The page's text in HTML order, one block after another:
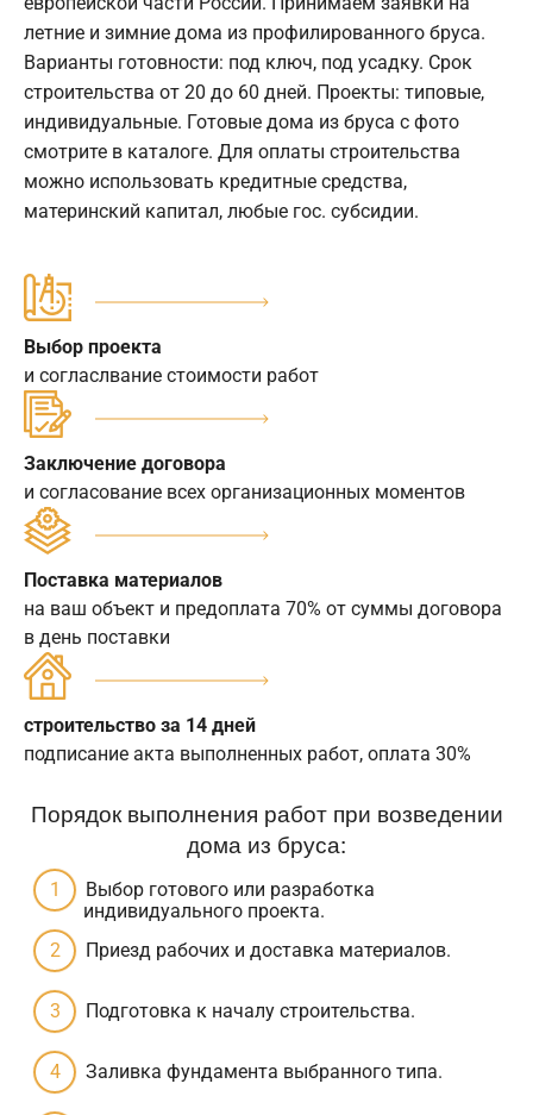
летние и зимние дома из профилированного бруса.
Варианты готовности: под ключ, под усадку. Срок
строительства от 20 до 60 дней. Проекты: типовые,
индивидуальные. Готовые дома из бруса с фото
смотрите в каталоге. Для оплаты строительства
можно использовать кредитные средства,
материнский капитал, любые гос. субсидии.
Выбор проекта
и согласлвание стоимости работ
Заключение договора
и согласование всех организационных моментов
Поставка материалов
на ваш объект и предоплата 70% от суммы договора
в день поставки
строительство за 14 дней
подписание акта выполненных работ, оплата 30%
Порядок выполнения работ при возведении
дома из бруса:
Выбор готового или разработка
индивидуального проекта.
Приезд рабочих и доставка материалов.
Подготовка к началу строительства.
Заливка фундамента выбранного типа.